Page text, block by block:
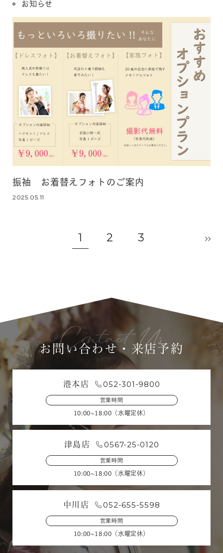
お知らせ
振袖 お着替えフォトのご案内
2025.05.11
1 2 3
お問い合わせ・来店予約
港本店 052-301-9800
営業時間
10:00~18:00（水曜定休）
津島店 0567-25-0120
営業時間
10:00~18:00（水曜定休）
中川店 052-655-5598
営業時間
10:00~18:00（水曜定休）